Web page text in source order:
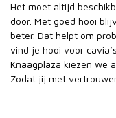
Het moet altijd
door. Met goed hooi
beter. Dat helpt om
vind je hooi voor
Knaagplaza kiezen we
Zodat jij met